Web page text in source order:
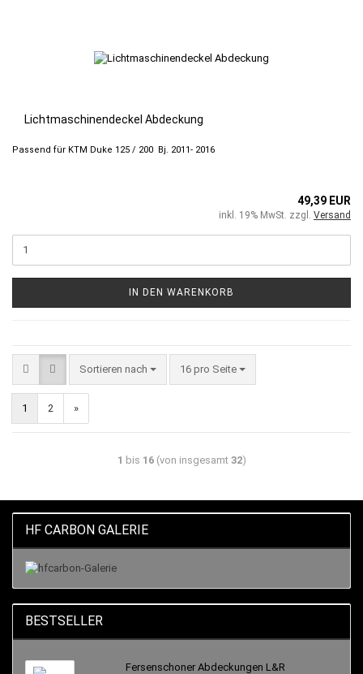
Lichtmaschinendeckel Abdeckung
Passend für KTM Duke 125 / 200 Bj. 2011- 2016
49,39 EUR
inkl. 19% MwSt. zzgl. Versand
IN DEN WARENKORB
Sortieren nach 16 pro Seite
1 2 »
1 bis 16(von insgesamt 32)
HF CARBON GALERIE
BESTSELLER
Fersenschoner Abdeckungen L&R